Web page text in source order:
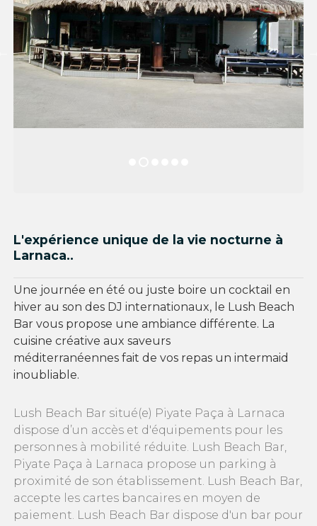
L'expérience unique de la vie nocturne à
Larnaca..
Une journée en été ou juste boire un cocktail en
hiver au son des DJ internationaux, le Lush Beach
Bar vous propose une ambiance différente. La
cuisine créative aux saveurs
méditerranéennes fait de vos repas un intermaid
inoubliable.
Lush Beach Bar situé(e) Piyate Paça à Larnaca
dispose d’un accès et d'équipements pour les
personnes à mobilité réduite. Lush Beach Bar,
Piyate Paça à Larnaca propose un parking à
proximité de son établissement. Lush Beach Bar,
accepte les cartes bancaires en moyen de
paiement. Lush Beach Bar dispose d'un bar pour